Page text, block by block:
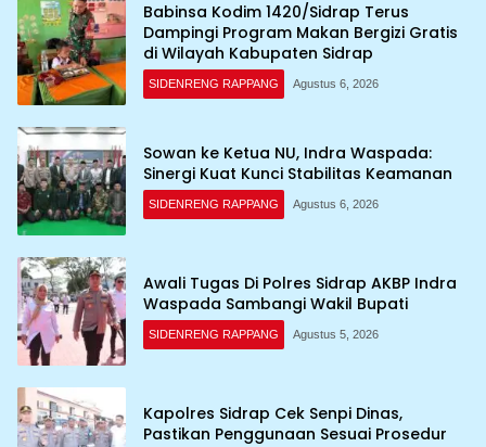
Babinsa Kodim 1420/Sidrap Terus
Dampingi Program Makan Bergizi Gratis
di Wilayah Kabupaten Sidrap
SIDENRENG RAPPANG Agustus 6, 2026
Sowan ke Ketua NU, Indra Waspada:
Sinergi Kuat Kunci Stabilitas Keamanan
SIDENRENG RAPPANG Agustus 6, 2026
Awali Tugas Di Polres Sidrap AKBP Indra
Waspada Sambangi Wakil Bupati
SIDENRENG RAPPANG Agustus 5, 2026
Kapolres Sidrap Cek Senpi Dinas,
Pastikan Penggunaan Sesuai Prosedur